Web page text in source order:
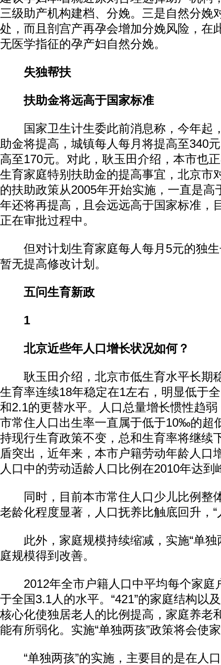
三级助产机构建档、分娩。三是自然分娩
处，而且剖宫产再孕会增加分娩风险，在
无医学指征的孕产妇自然分娩。
失独帮扶
扶助金将远高于国家标准
国家卫生计生委此前消息称，今年起，
助金将提高，城镇每人每月将提高至340
高至170元。对此，耿玉田介绍，本市也
生育家庭特别扶助金的提高事宜，北京市
的扶助政策从2005年开始实施，一直是高
年还将再提高，且会远远高于国家标准，
正在审批过程中。
但对计划生育家庭每人每月5元的独生
暂无提高修改计划。
五问生育新政
1
北京近些年人口增长状况如何？
耿玉田介绍，北京市低生育水平长期
生育率连续18年稳定在1左右，明显低于
和2.1的更替水平。人口总量增长惯性趋
市常住人口出生率一直属于低于10‰的超
持现行生育政策不变，总和生育率将继续
盾突出，近年来，本市户籍劳动年龄人口
人口中的劳动适龄人口比例在2010年达到
同时，目前本市常住人口少儿比例整
老龄化程度显著，人口抚养比触底回升，“
此外，家庭规模持续缩减，实施“单独
庭规模得到改善。
2012年全市户籍人口中平均每个家庭
于全国3.1人的水平。“421”的家庭结构以
核心化使独居老人的比例提高，家庭养老
能有所弱化。实施“单独两孩”政策将会使
“单独两孩”的实施，主要目的是在人